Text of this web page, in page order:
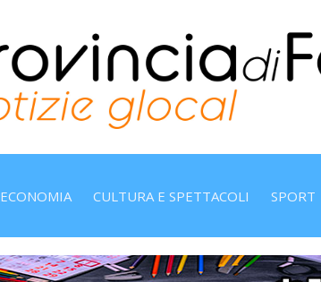
ECONOMIA CULTURA E SPETTACOLI SPORT